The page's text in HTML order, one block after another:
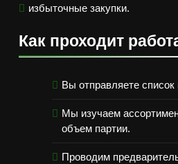
избыточные закупки.
Как проходит
Вы отправляете список
Мы изучаем
объем партии.
Проводим